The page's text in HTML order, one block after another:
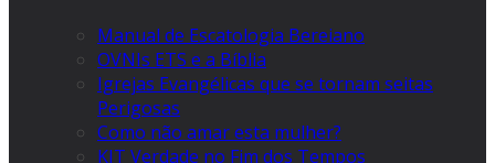
Manual de Escatologia Bereiano
OVNIs ETS e a Bíblia
Igrejas Evangélicas que se tornam seitas
Perigosas
Como não amar esta mulher?
KIT Verdade no Fim dos Tempos